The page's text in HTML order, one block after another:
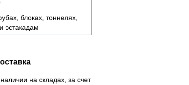
блоках, тоннелях,
эстакадам
на складах, за счет